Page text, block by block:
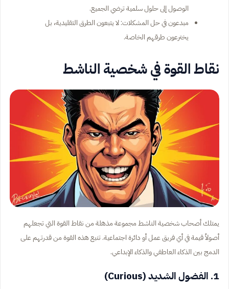
الوصول إلى حلول سلمية ترضي الجميع.
مبدعون في حل المشكلات: لا يتبعون الطرق التقليدية، بل
يخترعون طرقهم الخاصة.
نقاط القوة في شخصية الناشط
يمتلك أصحاب شخصية الناشط مجموعة مذهلة من نقاط القوة التي تجعلهم
أصولاً قيمة في أي فريق عمل أو دائرة اجتماعية. تنبع هذه القوة من قدرتهم على
الدمج بين الذكاء العاطفي والذكاء الإبداعي.
1. الفضول الشديد (Curious)